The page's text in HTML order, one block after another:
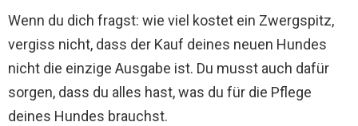
Wenn du dich fragst: wie viel kostet ein Zwergspitz,
vergiss nicht, dass der Kauf deines neuen Hundes
nicht die einzige Ausgabe ist. Du musst auch dafür
sorgen, dass du alles hast, was du für die Pflege
deines Hundes brauchst.